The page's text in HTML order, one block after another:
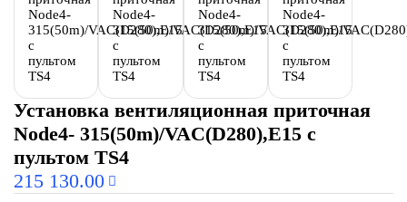
Установка вентиляционная приточная
Node4- 315(50m)/VAC(D280),E15 с
пультом TS4
215 130.00